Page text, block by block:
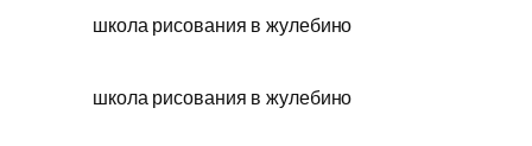
школа рисования в жулебино
школа рисования в жулебино